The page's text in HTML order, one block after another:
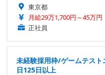
東京都
月給29万1,700円～45万円
正社員
未経験採用枠/ゲームテス
日125日以上